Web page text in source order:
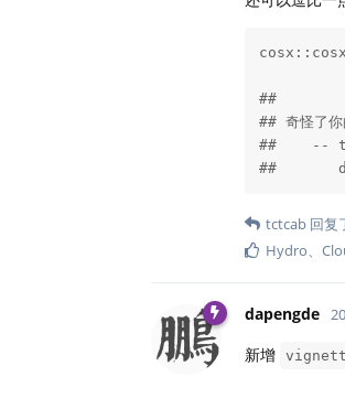
##
## 奇怪了你
##    --
##
tctcab 回复
Hydro、
dapengde
新增